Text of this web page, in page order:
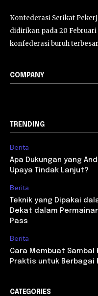
Konfederasi Serikat
didirikan pada 20 Februari
konfederasi buruh
COMPANY
TRENDING
Berita
Apa Dukungan yang
Upaya Tindak Lanjut?
Berita
Teknik yang Dipakai
Dekat dalam
Pass
Berita
Cara Membuat Sambal
Praktis untuk Berbagai
CATEGORIES